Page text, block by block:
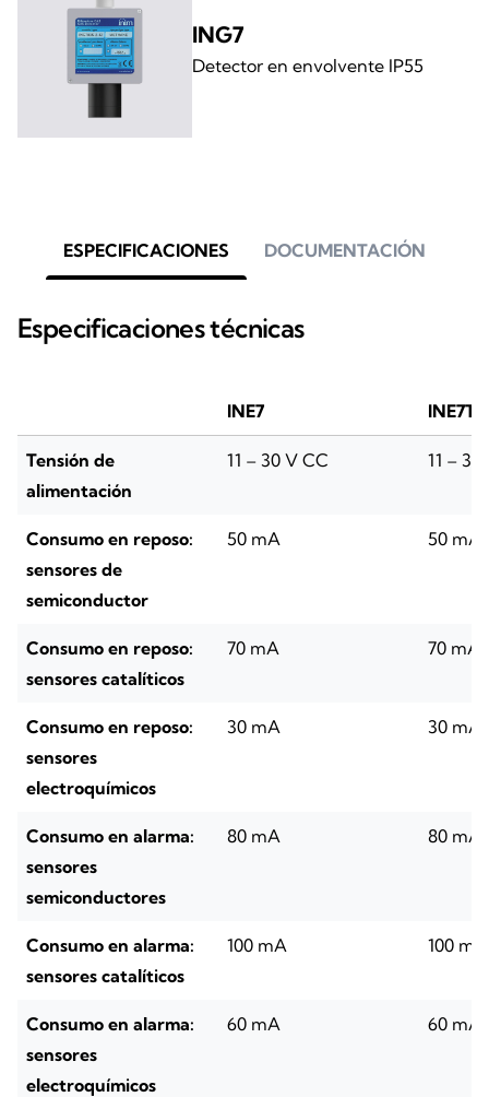
ING7
Detector en envolvente IP55
ESPECIFICACIONES DOCUMENTACIÓN
Especificaciones técnicas
INE7 INE7T
Tensión de
alimentación
11 – 30 V CC 11 – 30
Consumo en reposo:
sensores de
semiconductor
50 mA 50 mA
Consumo en reposo:
sensores catalíticos
70 mA 70 mA
Consumo en reposo:
sensores
electroquímicos
30 mA 30 mA
Consumo en alarma:
sensores
semiconductores
80 mA 80 mA
Consumo en alarma:
sensores catalíticos
100 mA 100 mA
Consumo en alarma:
sensores
electroquímicos
60 mA 60 mA